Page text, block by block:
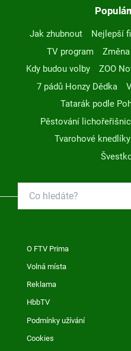
Jak zhubnout Nejlepší
TV program
Kdy budou volby
ZOO
7 pádů Honzy Dědka
Tatarák podle
Pěstování
Tvarohové knedlíky
O FTV Prima
Volná místa
Reklama
HbbTV
Podmínky užívání
Cookies